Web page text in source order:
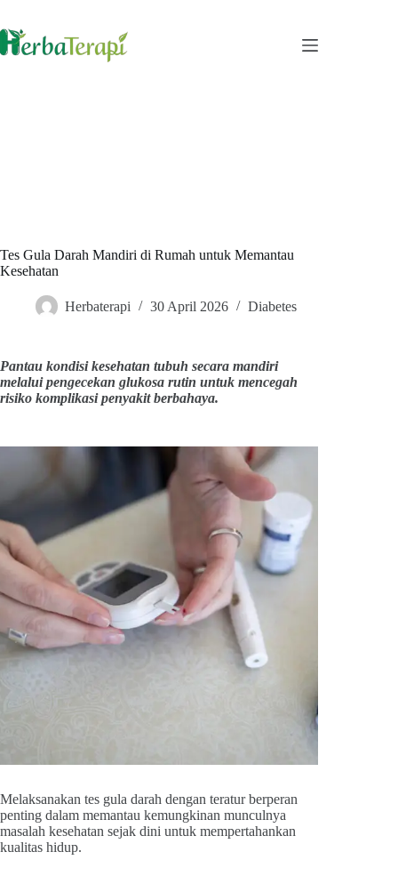
content
Tes Gula Darah Mandiri di Rumah untuk Memantau
Kesehatan
Herbaterapi 30 April 2026 Diabetes
Pantau kondisi kesehatan tubuh secara mandiri
melalui pengecekan glukosa rutin untuk mencegah
risiko komplikasi penyakit berbahaya.
Melaksanakan tes gula darah dengan teratur berperan
penting dalam memantau kemungkinan munculnya
masalah kesehatan sejak dini untuk mempertahankan
kualitas hidup.